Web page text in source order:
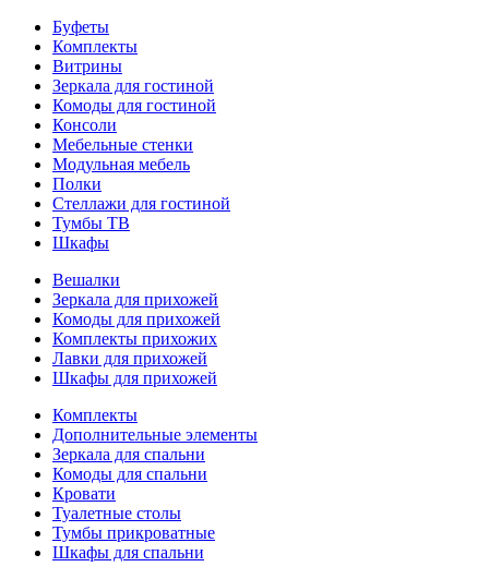
Буфеты
Комплекты
Витрины
Зеркала для гостиной
Комоды для гостиной
Консоли
Мебельные стенки
Модульная мебель
Полки
Стеллажи для гостиной
Тумбы ТВ
Шкафы
Вешалки
Зеркала для прихожей
Комоды для прихожей
Комплекты прихожих
Лавки для прихожей
Шкафы для прихожей
Комплекты
Дополнительные элементы
Зеркала для спальни
Комоды для спальни
Кровати
Туалетные столы
Тумбы прикроватные
Шкафы для спальни